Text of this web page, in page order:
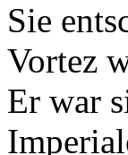
Sie
Vortez
Er war